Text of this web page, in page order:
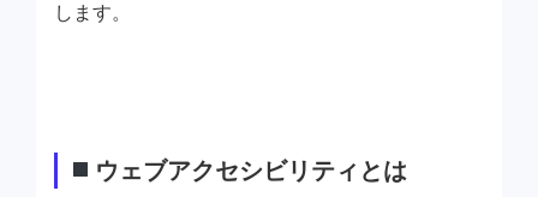
します。
ウェブアクセシビリティとは